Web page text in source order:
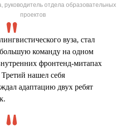
руководитель отдела образовательных
проектов
вуза, стал
команду на одном
фронтенд-митапах
нашел себя
адаптацию двух ребят